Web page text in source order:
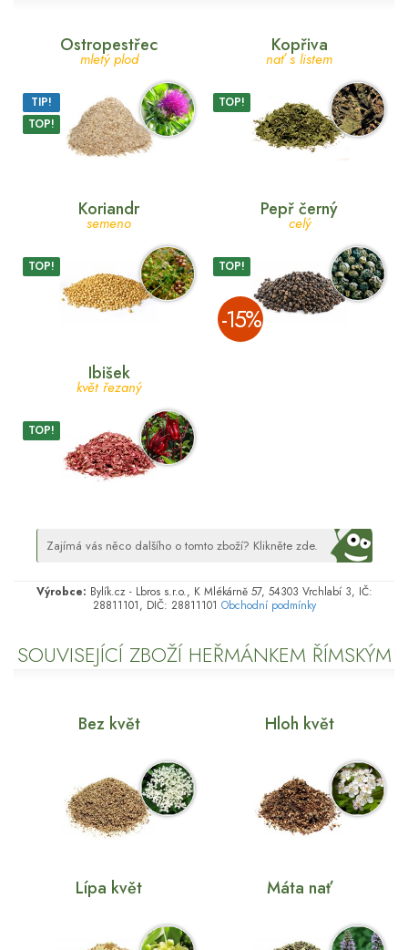
Ostropestřec
mletý plod
TIP!
TOP!
Kopřiva
nať s listem
TOP!
Koriandr
semeno
TOP!
Pepř černý
celý
TOP!
­-15%
Ibišek
květ řezaný
TOP!
Zajímá vás něco dalšího o tomto zboží? Klikněte zde.
Výrobce: Bylík.cz - Lbros s.r.o., K Mlékárně 57, 54303 Vrchlabí 3, IČ:
28811101, DIČ: 28811101 Obchodní podmínky
SOUVISEJÍCÍ ZBOŽÍ HEŘMÁNKEM ŘÍMSKÝM
Bez květ Hloh květ
Lípa květ Máta nať